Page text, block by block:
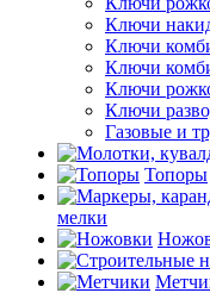
Ключи
Ключи
Ключи
Ключи
Ключи
Газовые и
Топоры
мелки